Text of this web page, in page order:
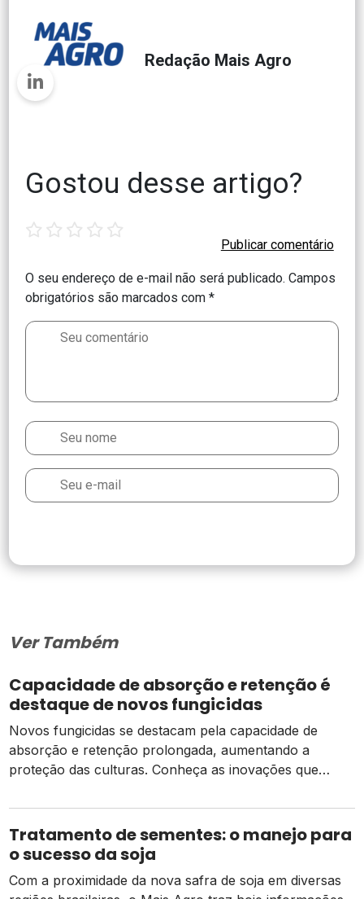
Redação Mais Agro
Gostou desse artigo?
O seu endereço de e-mail não será publicado. Campos
obrigatórios são marcados com*
star stars stars stars stars
Ver Também
Capacidade de absorção e retenção é
destaque de novos fungicidas
Novos fungicidas se destacam pela capacidade de
absorção e retenção prolongada, aumentando a
proteção das culturas. Conheça as inovações que
diversas doenças e em diferentes momentos, desde a
fase inicial até o final do ciclo. Só no Brasil, são mais de
40 patógenos que podem comprometer […]
Tratamento de sementes: o manejo para
o sucesso da soja
Com a proximidade da nova safra de soja em diversas